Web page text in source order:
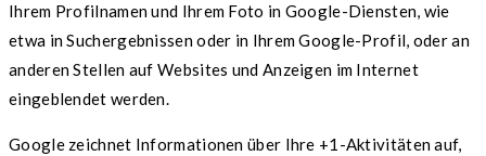
Ihrem Profilnamen und Ihrem Foto in Google-Diensten, wie
etwa in Suchergebnissen oder in Ihrem Google-Profil, oder an
anderen Stellen auf Websites und Anzeigen im Internet
eingeblendet werden.
Google zeichnet Informationen über Ihre +1-Aktivitäten auf,